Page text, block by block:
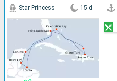
Star Princess 15 d